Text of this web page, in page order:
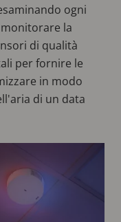
ogni
la
di qualità
per fornire le
in modo
di un data